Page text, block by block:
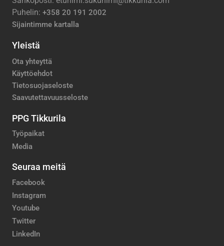
Puhelin: +358 20 191 2002
Sijaintimme kartalla
Yleistä
Ota yhteyttä
Käyttöehdot
Tietosuojaseloste
Saavutettavuusseloste
PPG Tikkurila
Työpaikat
Media
Seuraa meitä
Facebook
Instagram
Youtube
Twitter
LinkedIn